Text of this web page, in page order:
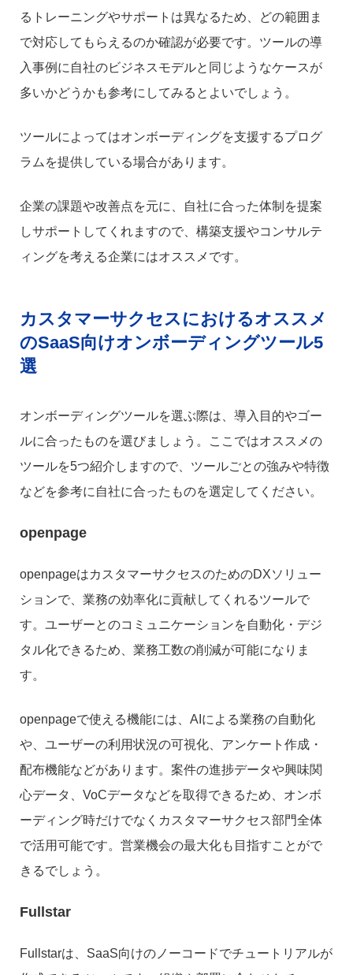
るトレーニングやサポートは異なるため、どの範囲ま
で対応してもらえるのか確認が必要です。ツールの導
入事例に自社のビジネスモデルと同じようなケースが
多いかどうかも参考にしてみるとよいでしょう。
ツールによってはオンボーディングを支援するプログ
ラムを提供している場合があります。
企業の課題や改善点を元に、自社に合った体制を提案
しサポートしてくれますので、構築支援やコンサルテ
ィングを考える企業にはオススメです。
カスタマーサクセスにおけるオススメ
のSaaS向けオンボーディングツール5
選
オンボーディングツールを選ぶ際は、導入目的やゴー
ルに合ったものを選びましょう。ここではオススメの
ツールを5つ紹介しますので、ツールごとの強みや特徴
などを参考に自社に合ったものを選定してください。
openpage
openpageはカスタマーサクセスのためのDXソリュー
ションで、業務の効率化に貢献してくれるツールで
す。ユーザーとのコミュニケーションを自動化・デジ
タル化できるため、業務工数の削減が可能になりま
す。
openpageで使える機能には、AIによる業務の自動化
や、ユーザーの利用状況の可視化、アンケート作成・
配布機能などがあります。案件の進捗データや興味関
心データ、VoCデータなどを取得できるため、オンボ
ーディング時だけでなくカスタマーサクセス部門全体
で活用可能です。営業機会の最大化も目指すことがで
きるでしょう。
Fullstar
Fullstarは、SaaS向けのノーコードでチュートリアルが